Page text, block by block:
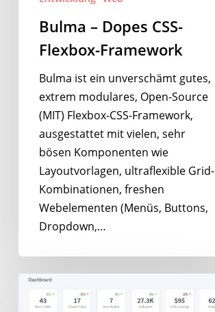
Bulma – Dopes CSS-
Flexbox-Framework
Bulma ist ein unverschämt gutes,
extrem modulares, Open-Source
(MIT) Flexbox-CSS-Framework,
ausgestattet mit vielen, sehr
bösen Komponenten wie
Layoutvorlagen, ultraflexible Grid-
Kombinationen, freshen
Webelementen (Menüs, Buttons,
Dropdown,…
Tabler